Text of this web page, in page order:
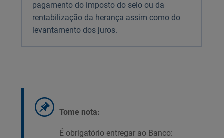
pagamento do imposto do selo ou da
rentabilização da herança assim como do
levantamento dos juros.
Tome nota:
É obrigatório entregar ao Banco: